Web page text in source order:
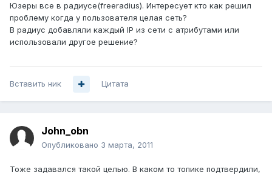
Юзеры все в радиусе(freeradius). Интересует кто как решил
проблему когда у пользователя целая сеть?
В радиус добавляли каждый IP из сети c атрибутами или
использовали другое решение?
Вставить ник Цитата
John_obn
Опубликовано 3 марта, 2011
Тоже задавался такой целью. В каком то топике подтвердили,